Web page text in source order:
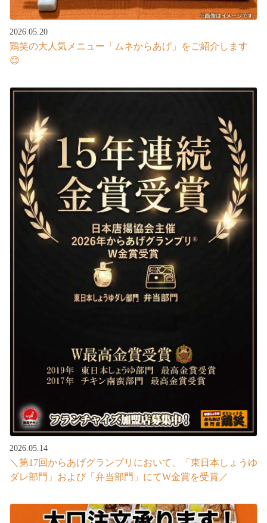
2026.05.20
鶏笑の大人気メニュー「ムネからあげ」をご紹介します
😊
2026.05.14
＼第17回からあげグランプリにおいて、「東日本しょうゆ
ダレ部門」および「弁当部門」にてW金賞を受賞／